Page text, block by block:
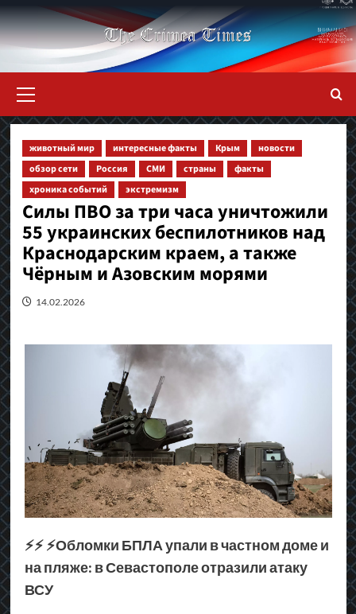
Перейти
к
содержимому
меню
животный мир интересные факты Крым
новости
обзор сети
Россия СМИ страны
факты
хроника событий
экстремизм
Силы ПВО за три часа уничтожили
55 украинских беспилотников над
Краснодарским краем, а также
Чёрным и Азовским морями
14.02.2026
⚡⚡ ⚡Обломки БПЛА упали в частном доме и
на пляже: в Севастополе отразили атаку
ВСУ